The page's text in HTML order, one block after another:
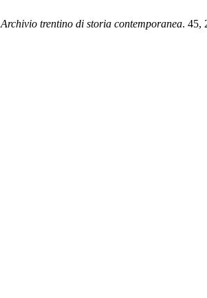
Archivio trentino di storia contemporanea. 45,